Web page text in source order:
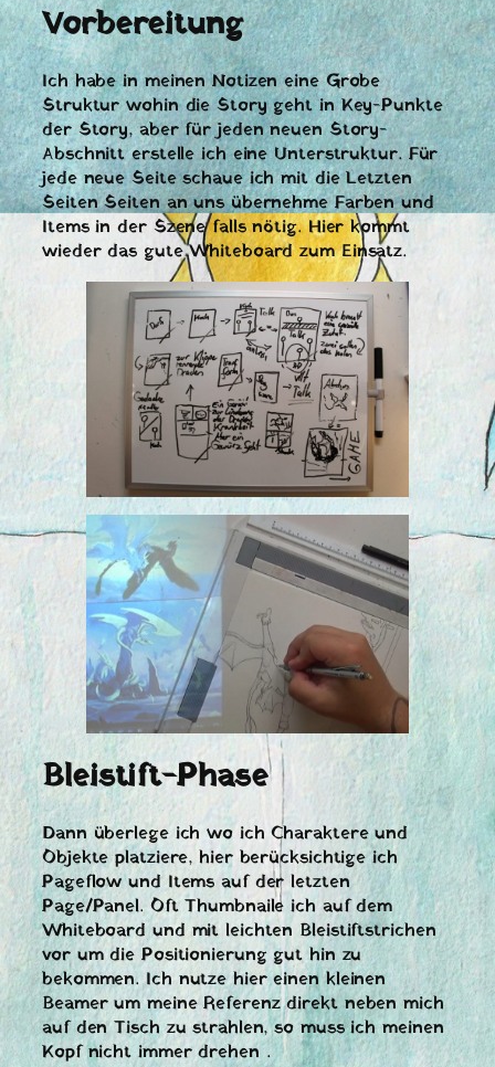
Vorbereitung
Ich habe in meinen Notizen eine Grobe
Struktur wohin die Story geht in Key-Punkte
der Story, aber für jeden neuen Story-
Abschnitt erstelle ich eine Unterstruktur. Für
jede neue Seite schaue ich mit die Letzten
Seiten Seiten an uns übernehme Farben und
Items in der Szene falls nötig. Hier kommt
wieder das gute Whiteboard zum Einsatz.
Bleistift-Phase
Dann überlege ich wo ich Charaktere und
Objekte platziere, hier berücksichtige ich
Pageflow und Items auf der letzten
Page/Panel. Oft Thumbnaile ich auf dem
Whiteboard und mit leichten Bleistiftstrichen
vor um die Positionierung gut hin zu
bekommen. Ich nutze hier einen kleinen
Beamer um meine Referenz direkt neben mich
auf den Tisch zu strahlen, so muss ich meinen
Kopf nicht immer drehen .